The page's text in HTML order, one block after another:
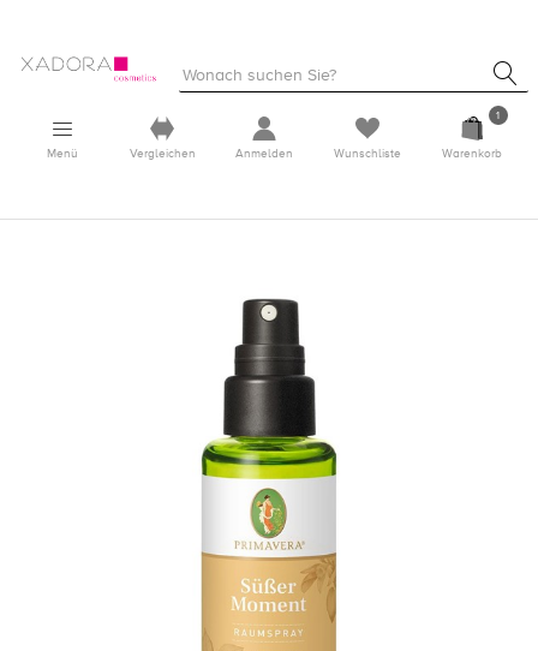
Menü Vergleichen Anmelden Wunschliste
1
Warenkorb